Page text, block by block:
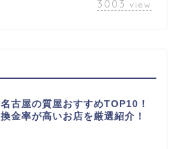
3003 view
名古屋の質屋おすすめTOP10！
換金率が高いお店を厳選紹介！